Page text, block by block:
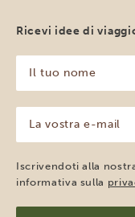
Ricevi idee di
tuo
nome
(Obbligatorio)
vostra
e-
mail
(Obbligatorio)
Iscrivendoti alla
informativa sulla